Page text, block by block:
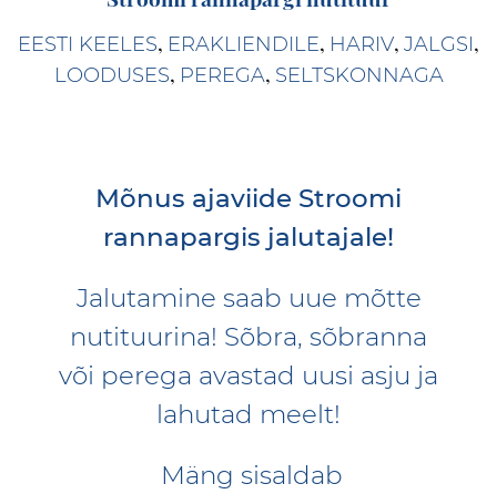
EESTI KEELES, ERAKLIENDILE, HARIV, JALGSI,
LOODUSES, PEREGA, SELTSKONNAGA
Mõnus ajaviide Stroomi
rannapargis jalutajale!
Jalutamine saab uue mõtte
nutituurina! Sõbra, sõbranna
või perega avastad uusi asju ja
lahutad meelt!
Mäng sisaldab